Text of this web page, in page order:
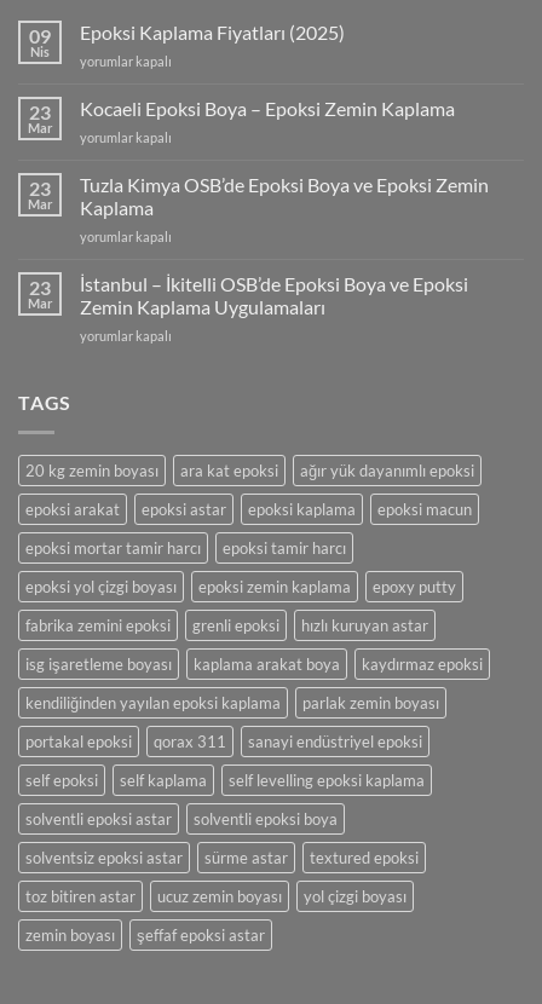
09
Nis
Epoksi Kaplama Fiyatları (2025)
Epoksi
Fiyatları
için
yorumlar kapalı
23
Mar
Kocaeli Epoksi Boya – Epoksi Zemin Kaplama
Kocaeli
Boya
Epoksi
Zemin
için
yorumlar kapalı
23
Mar
Tuzla Kimya OSB’de Epoksi Boya ve Epoksi Zemin
Kaplama
Tuzla
OSB’de
Boya
ve
yorumlar kapalı
23
Mar
İstanbul – İkitelli OSB’de Epoksi Boya ve Epoksi
Zemin Kaplama Uygulamaları
İstanbul
ve
Epoksi
Zemin
Kaplama
Uygulamaları
için
yorumlar kapalı
TAGS
20 kg zemin boyası ara kat epoksi
ağır yük dayanımlı epoksi
epoksi arakat
epoksi astar epoksi kaplama
epoksi macun
epoksi mortar tamir harcı
epoksi tamir harcı
epoksi yol çizgi boyası
epoksi zemin kaplama
epoxy putty
fabrika zemini epoksi
grenli epoksi
hızlı kuruyan astar
isg işaretleme boyası
kaplama arakat boya
kaydırmaz epoksi
kendiliğinden yayılan epoksi kaplama
parlak zemin boyası
portakal epoksi
qorax 311
sanayi endüstriyel epoksi
self epoksi
self kaplama
self levelling epoksi kaplama
solventli epoksi astar
solventli epoksi boya
solventsiz epoksi astar
sürme astar
textured epoksi
toz bitiren astar
ucuz zemin boyası
yol çizgi boyası
zemin boyası
şeffaf epoksi astar